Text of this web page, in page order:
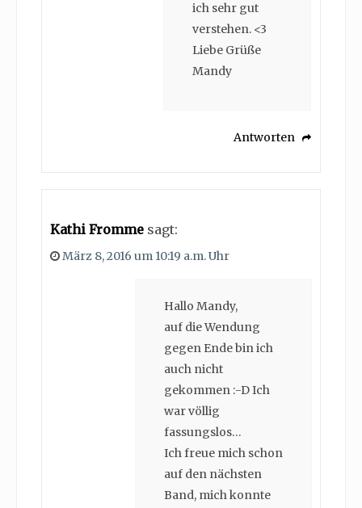
ich sehr gut
verstehen. <3
Liebe Grüße
Mandy
Antworten
Kathi Fromme sagt:
März 8, 2016 um 10:19 a.m. Uhr
Hallo Mandy,
auf die Wendung
gegen Ende bin ich
auch nicht
gekommen :-D Ich
war völlig
fassungslos…
Ich freue mich schon
auf den nächsten
Band, mich konnte